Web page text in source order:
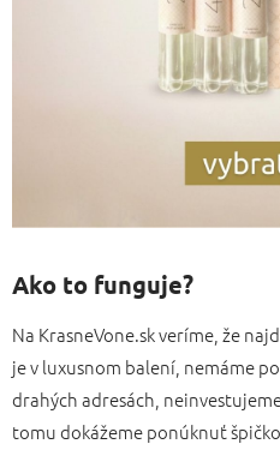
Ako to funguje?
Na KrasneVone.sk veríme, že
je v luxusnom balení, nemáme
drahých adresách,
tomu dokážeme ponúknuť